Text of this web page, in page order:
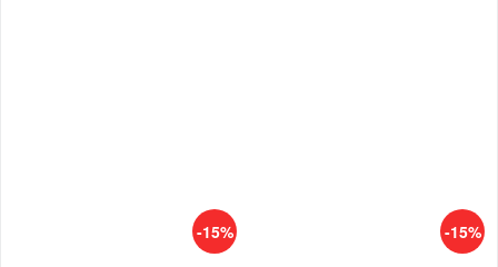
-15% -15%